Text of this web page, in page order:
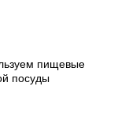
пищевые
посуды